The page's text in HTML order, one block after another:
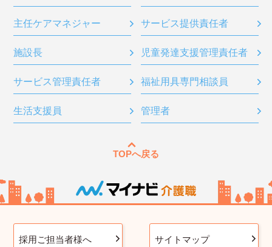
主任ケアマネジャー サービス提供責任者
施設長 児童発達支援管理責任者
サービス管理責任者 福祉用具専門相談員
生活支援員 管理者
TOPへ戻る
採用ご担当者様へ サイトマップ